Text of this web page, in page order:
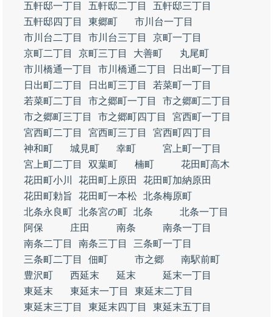
五軒邸一丁目
五軒邸二丁目
五軒邸三丁目
五軒邸四丁目
東郷町
市川台一丁目
市川台二丁目
市川台三丁目
京町一丁目
京町二丁目
京町三丁目 大善町
丸尾町
市川橋通一丁目
市川橋通二丁目
日出町一丁目
日出町二丁目
日出町三丁目
若菜町一丁目
若菜町二丁目
市之郷町一丁目
市之郷町二丁目
市之郷町三丁目
市之郷町四丁目
宮西町一丁目
宮西町二丁目
宮西町三丁目
宮西町四丁目
神和町
城見町 幸町
宮上町一丁目
宮上町二丁目
双葉町 楠町
花田町高木
花田町小川
花田町上原田
花田町加納原田
花田町勅旨
花田町一本松 北条梅原町
北条永良町 北条宮の町 北条
北条一丁目
阿保
庄田 南条
南条一丁目
南条二丁目
南条三丁目
三条町一丁目
三条町二丁目
佃町 市之郷
南駅前町
豊沢町
西延末 延末
延末一丁目
東延末
東延末一丁目
東延末二丁目
東延末三丁目
東延末四丁目
東延末五丁目